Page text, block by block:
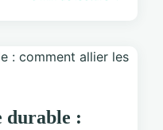
durable :